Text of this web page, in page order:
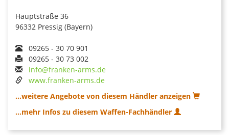
Hauptstraße 36
96332 Pressig (Bayern)
09265 - 30 70 901
09265 - 30 73 002
info@franken-arms.de
www.franken-arms.de
...weitere Angebote von diesem Händler anzeigen
...mehr Infos zu diesem Waffen-Fachhändler